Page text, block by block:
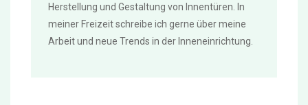
Herstellung und Gestaltung von Innentüren. In
meiner Freizeit schreibe ich gerne über meine
Arbeit und neue Trends in der Inneneinrichtung.